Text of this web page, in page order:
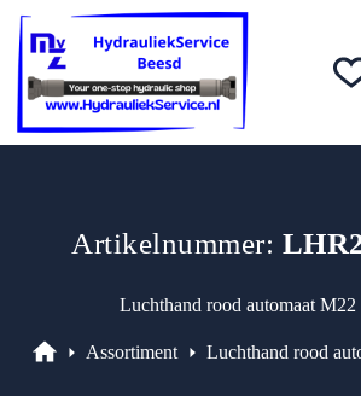
naar
inhoud
Artikelnummer:
Luchthand rood automaat M22
Assortiment Luchthand rood